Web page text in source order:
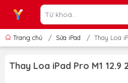
Trang chủ / Sửa iPad / Thay Loa
Thay Loa iPad Pro M1 12.9